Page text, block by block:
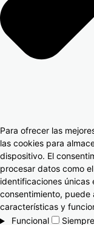
Para ofrecer las
las cookies para
dispositivo. El
procesar datos como
identificaciones únicas
consentimiento,
características y
Funcional